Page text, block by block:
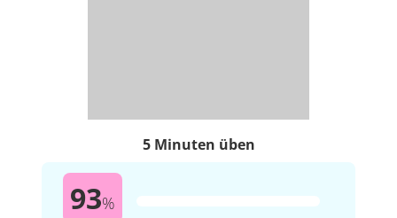
5 Minuten üben
93%